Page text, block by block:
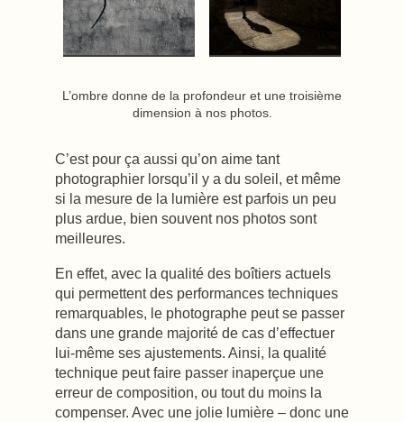
L’ombre donne de la profondeur et une troisième
dimension à nos photos.
C’est pour ça aussi qu’on aime tant
photographier lorsqu’il y a du soleil, et même
si la mesure de la lumière est parfois un peu
plus ardue, bien souvent nos photos sont
meilleures.
En effet, avec la qualité des boîtiers actuels
qui permettent des performances techniques
remarquables, le photographe peut se passer
dans une grande majorité de cas d’effectuer
lui-même ses ajustements. Ainsi, la qualité
technique peut faire passer inaperçue une
erreur de composition, ou tout du moins la
compenser. Avec une jolie lumière – donc une